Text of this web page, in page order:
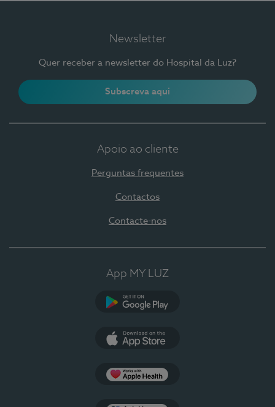
Newsletter
Quer receber a newsletter do Hospital da Luz?
Subscreva aqui
Apoio ao cliente
Perguntas frequentes
Contactos
Contacte-nos
App MY LUZ